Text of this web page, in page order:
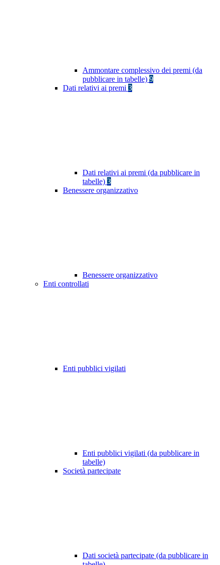
Ammontare complessivo dei premi (da
pubblicare in tabelle) 9
Dati relativi ai premi 3
Dati relativi ai premi (da pubblicare in
tabelle) 3
Benessere organizzativo
Benessere organizzativo
Enti controllati
Enti pubblici vigilati
Enti pubblici vigilati (da pubblicare in
tabelle)
Società partecipate
Dati società partecipate (da pubblicare in